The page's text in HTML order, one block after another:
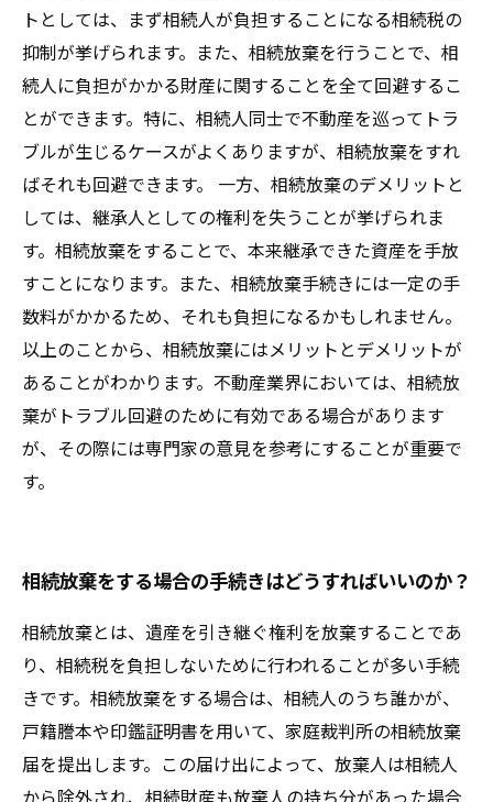
トとしては、まず相続人が負担することになる相続税の
抑制が挙げられます。また、相続放棄を行うことで、相
続人に負担がかかる財産に関することを全て回避するこ
とができます。特に、相続人同士で不動産を巡ってトラ
ブルが生じるケースがよくありますが、相続放棄をすれ
ばそれも回避できます。 一方、相続放棄のデメリットと
しては、継承人としての権利を失うことが挙げられま
す。相続放棄をすることで、本来継承できた資産を手放
すことになります。また、相続放棄手続きには一定の手
数料がかかるため、それも負担になるかもしれません。
以上のことから、相続放棄にはメリットとデメリットが
あることがわかります。不動産業界においては、相続放
棄がトラブル回避のために有効である場合があります
が、その際には専門家の意見を参考にすることが重要で
す。
相続放棄をする場合の手続きはどうすればいいのか？
相続放棄とは、遺産を引き継ぐ権利を放棄することであ
り、相続税を負担しないために行われることが多い手続
きです。相続放棄をする場合は、相続人のうち誰かが、
戸籍謄本や印鑑証明書を用いて、家庭裁判所の相続放棄
届を提出します。この届け出によって、放棄人は相続人
から除外され、相続財産も放棄人の持ち分があった場合